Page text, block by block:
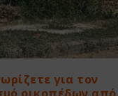
για τον